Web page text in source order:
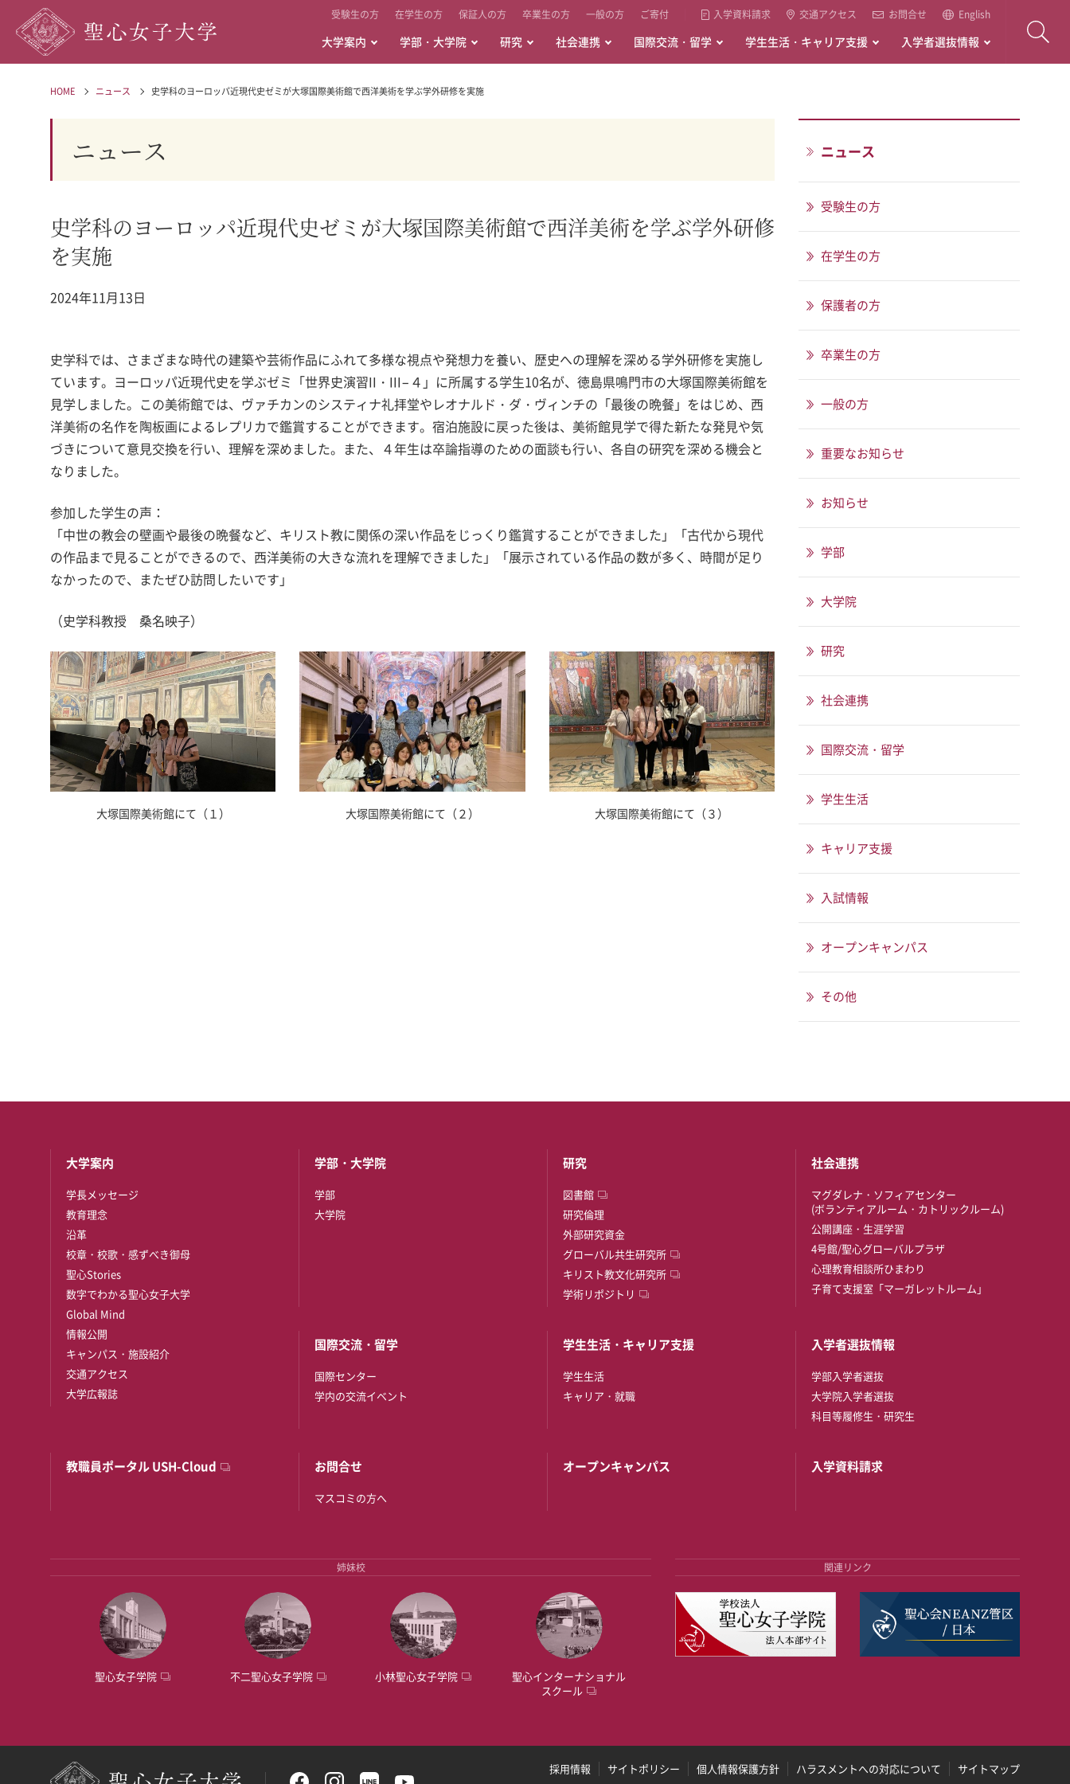
受験生の方 在学生の方 保証人の方 卒業生の方 一般の方 ご寄付 入学資料請求 交通アクセス お問合せ English
大学案内 学部・大学院 研究 社会連携 国際交流・留学 学生生活・キャリア支援 入学者選抜情報
HOME ニュース 史学科のヨーロッパ近現代史ゼミが大塚国際美術館で西洋美術を学ぶ学外研修を実施
ニュース
史学科のヨーロッパ近現代史ゼミが大塚国際美術館で西洋美術を学ぶ学外研修
を実施
2024年11月13日
史学科では、さまざまな時代の建築や芸術作品にふれて多様な視点や発想力を養い、歴史への理解を深める学外研修を実施し
ています。ヨーロッパ近現代史を学ぶゼミ「世界史演習II・III−４」に所属する学生10名が、徳島県鳴門市の大塚国際美術館を
見学しました。この美術館では、ヴァチカンのシスティナ礼拝堂やレオナルド・ダ・ヴィンチの「最後の晩餐」をはじめ、西
洋美術の名作を陶板画によるレプリカで鑑賞することができます。宿泊施設に戻った後は、美術館見学で得た新たな発見や気
づきについて意見交換を行い、理解を深めました。また、４年生は卒論指導のための面談も行い、各自の研究を深める機会と
なりました。
参加した学生の声：
「中世の教会の壁画や最後の晩餐など、キリスト教に関係の深い作品をじっくり鑑賞することができました」「古代から現代
の作品まで見ることができるので、西洋美術の大きな流れを理解できました」「展示されている作品の数が多く、時間が足り
なかったので、またぜひ訪問したいです」
（史学科教授 桑名映子）
大塚国際美術館にて（１） 大塚国際美術館にて（２） 大塚国際美術館にて（３）
ニュース
受験生の方
在学生の方
保護者の方
卒業生の方
一般の方
重要なお知らせ
お知らせ
学部
大学院
研究
社会連携
国際交流・留学
学生生活
キャリア支援
入試情報
オープンキャンパス
その他
大学案内
学長メッセージ
教育理念
沿革
校章・校歌・感ずべき御母
聖心Stories
数字でわかる聖心女子大学
Global Mind
情報公開
キャンパス・施設紹介
交通アクセス
大学広報誌
学部・大学院
学部
大学院
研究
図書館
研究倫理
外部研究資金
グローバル共生研究所
キリスト教文化研究所
学術リポジトリ
社会連携
マグダレナ・ソフィアセンター
(ボランティアルーム・カトリックルーム)
公開講座・生涯学習
4号館/聖心グローバルプラザ
心理教育相談所ひまわり
子育て支援室「マーガレットルーム」
国際交流・留学
国際センター
学内の交流イベント
学生生活・キャリア支援
学生生活
キャリア・就職
入学者選抜情報
学部入学者選抜
大学院入学者選抜
科目等履修生・研究生
教職員ポータル USH-Cloud お問合せ
マスコミの方へ
オープンキャンパス 入学資料請求
姉妹校
聖心女子学院 不二聖心女子学院 小林聖心女子学院
聖心インターナショナル
スクール
関連リンク
採用情報 サイトポリシー 個人情報保護方針 ハラスメントへの対応について サイトマップ